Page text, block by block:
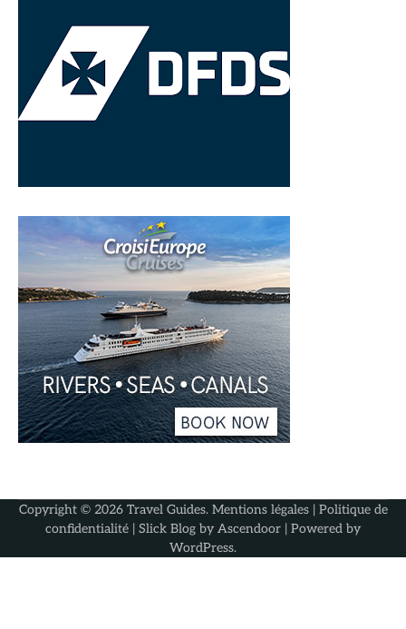
Copyright © 2026 Travel Guides. Mentions légales| Politique de
confidentialité | Slick Blog by Ascendoor | Powered by
WordPress.